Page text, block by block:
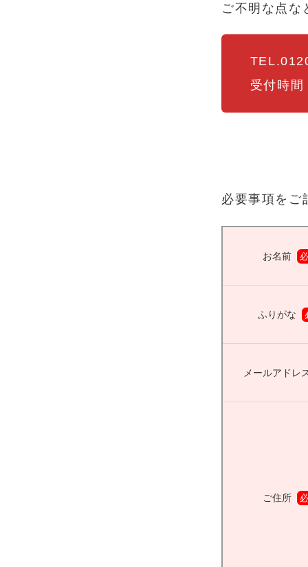
ご不明な点な
受付時
必要事項をご
お名前
ふりがな
メールアドレ
ご住所